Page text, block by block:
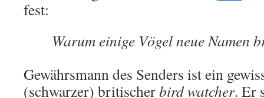
fest:
Warum einige Vögel neue Namen
Gewährsmann des Senders ist ein
(schwarzer) britischerbird watcher. Er